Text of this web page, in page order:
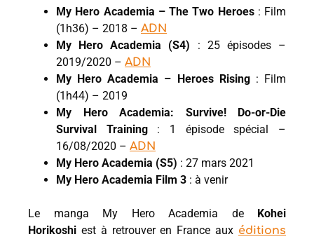
My Hero Academia – The Two Heroes: Film
(1h36) – 2018 – ADN
My Hero Academia (S4) : 25 épisodes –
2019/2020 – ADN
My Hero Academia – Heroes Rising: Film
(1h44) – 2019
My Hero Academia: Survive! Do-or-Die
Survival Training: 1 épisode spécial –
16/08/2020 – ADN
My Hero Academia (S5) : 27 mars 2021
My Hero Academia Film 3 : à venir
Le manga My Hero Academia de Kohei
Horikoshi est à retrouver en France aux éditions